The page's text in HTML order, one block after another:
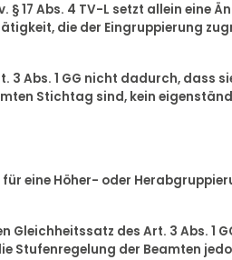
§ 17 Abs. 4 TV-L setzt allein eine
die der Eingruppierung
Abs. 1 GG nicht dadurch, dass
Stichtag sind, kein
für eine Höher- oder
Gleichheitssatz des Art. 3 Abs. 1
Stufenregelung der Beamten